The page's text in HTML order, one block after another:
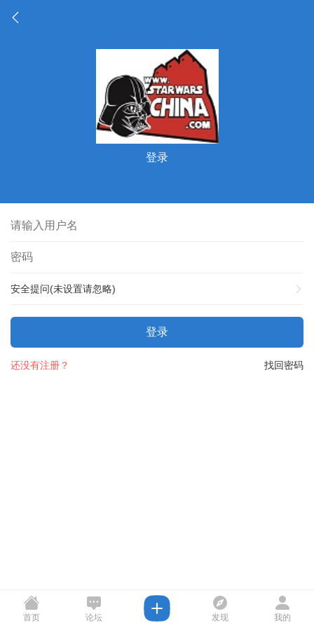
登录
安全提问(未设置请忽略)
登录
找回密码
还没有注册？
首页 论坛 发现 我的